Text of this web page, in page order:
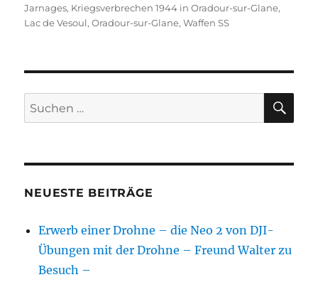
Jarnages, Kriegsverbrechen 1944 in Oradour-sur-Glane,
Lac de Vesoul,Oradour-sur-Glane,Waffen SS
Suchen
nach:
NEUESTE BEITRÄGE
Erwerb einer Drohne – die Neo 2 von DJI-
Übungen mit der Drohne – Freund Walter zu
Besuch –